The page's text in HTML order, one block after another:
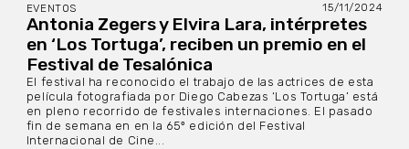
EVENTOS 15/11/2024
Antonia Zegers y Elvira Lara, intérpretes
en ‘Los Tortuga’, reciben un premio en el
Festival de Tesalónica
El festival ha reconocido el trabajo de las actrices de esta
película fotografiada por Diego Cabezas ‘Los Tortuga’ está
en pleno recorrido de festivales internaciones. El pasado
fin de semana en en la 65º edición del Festival
Internacional de Cine...